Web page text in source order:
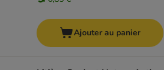
Ajouter au panier